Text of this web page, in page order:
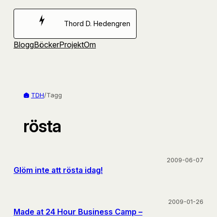
Hoppa
Thord D. Hedengren
BloggBöckerProjektOm
TDH/Tagg
rösta
Glöm inte att rösta idag!
2009-06-07
Made at 24 Hour Business Camp –
2009-01-26